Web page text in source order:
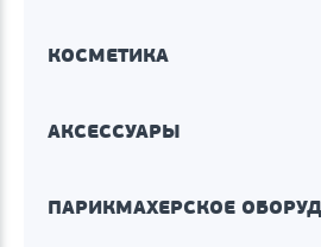
КОСМЕТИКА
АКСЕССУАРЫ
ПАРИКМАХЕРСКОЕ